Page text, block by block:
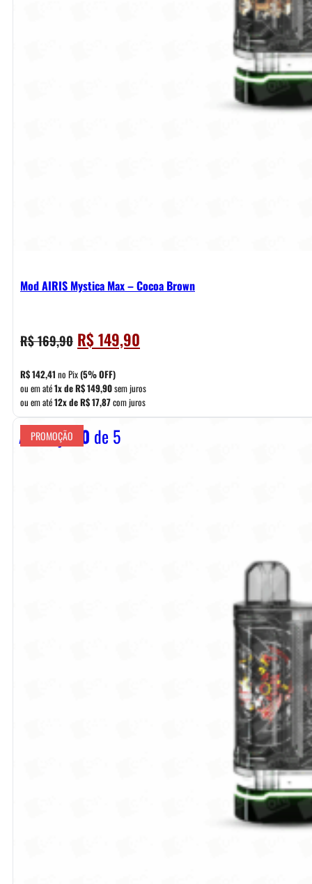
Mod AIRIS Mystica Max – Cocoa Brown
R$169,90 O
preço
original
era:
R$ 169,90.
R$149,90
preço
é:
R$ 149,90.
R$142,41 no Pix(5% OFF)
ou em até1x deR$149,90sem juros
ou em até12x deR$17,87com juros
Avaliação 0 de 5
PROMOÇÃO